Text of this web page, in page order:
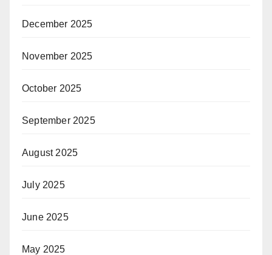
December 2025
November 2025
October 2025
September 2025
August 2025
July 2025
June 2025
May 2025